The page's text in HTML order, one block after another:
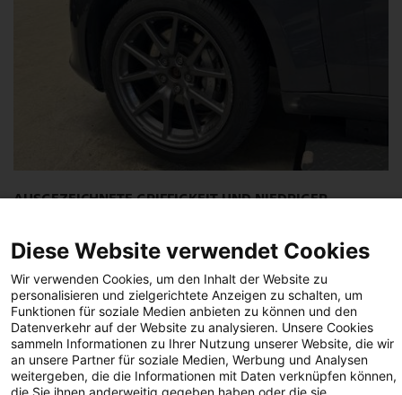
AUSGEZEICHNETE GRIFFIGKEIT UND NIEDRIGER
WEITERLESEN
Diese Website verwendet Cookies
Wir verwenden Cookies, um den Inhalt der Website zu
personalisieren und zielgerichtete Anzeigen zu schalten, um
Funktionen für soziale Medien anbieten zu können und den
Datenverkehr auf der Website zu analysieren. Unsere Cookies
sammeln Informationen zu Ihrer Nutzung unserer Website, die wir
an unsere Partner für soziale Medien, Werbung und Analysen
weitergeben, die die Informationen mit Daten verknüpfen können,
die Sie ihnen anderweitig gegeben haben oder die sie